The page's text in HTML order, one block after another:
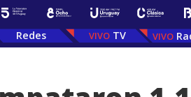
Redes TV